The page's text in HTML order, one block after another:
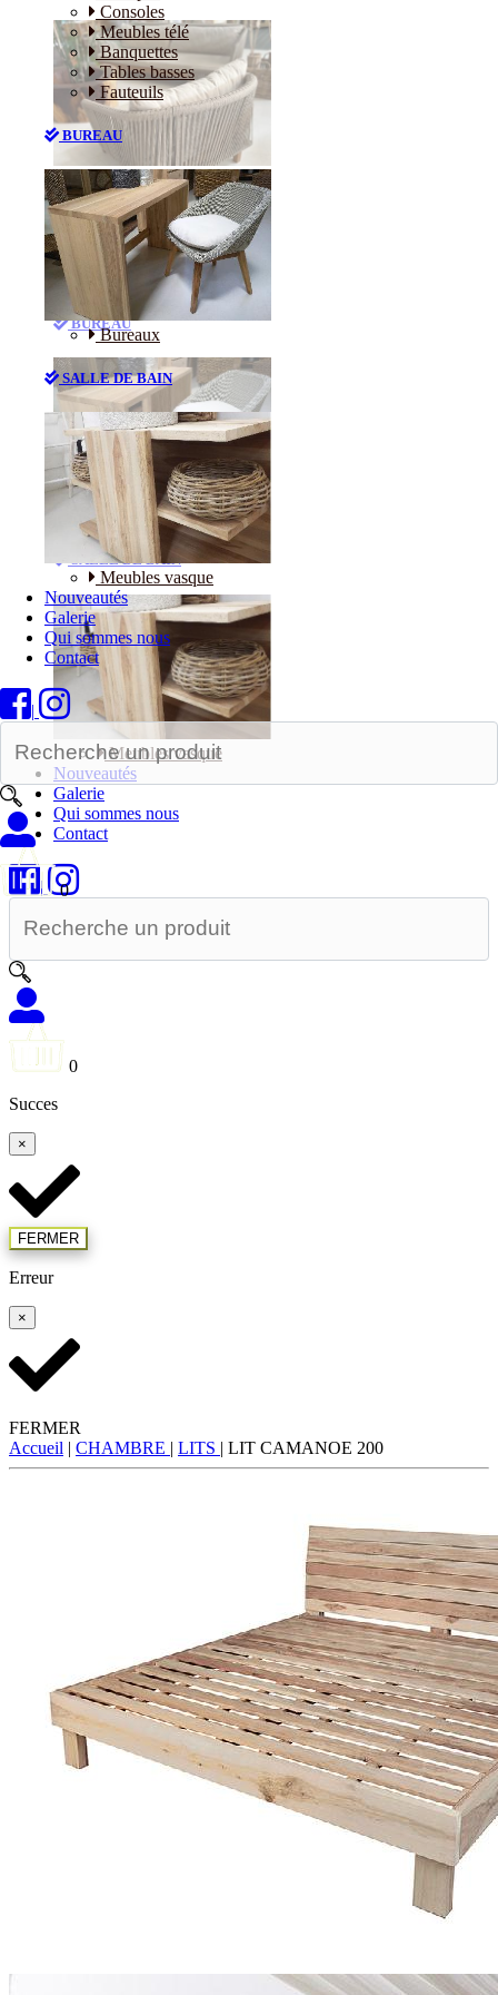
Consoles
Meubles télé
Banquettes
Tables basses
Fauteuils
BUREAU
Bureaux
SALLE DE BAIN
Meubles vasque
Nouveautés
Galerie
Qui sommes nous
Contact
|
0
Canapés
Consoles
Meubles télé
Banquettes
Tables basses
Fauteuils
BUREAU
Bureaux
SALLE DE BAIN
Meubles vasque
Nouveautés
Galerie
Qui sommes nous
Contact
|
0
Succes
×
FERMER
Erreur
×
FERMER
Accueil | CHAMBRE | LITS | LIT CAMANOE 200